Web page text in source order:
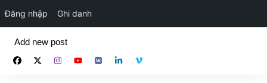
Đăng nhập Ghi danh
phần
Add new post